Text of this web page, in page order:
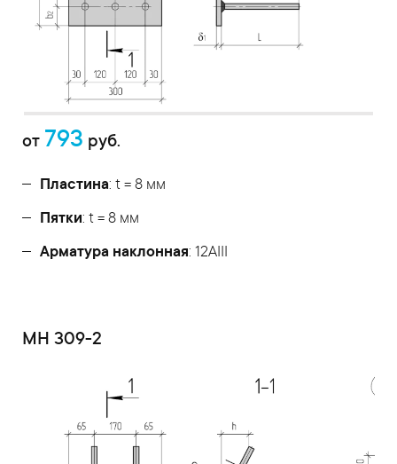
от 793 руб.
Пластина: t = 8 мм
Пятки: t = 8 мм
Арматура наклонная: 12AIII
МН 309-2